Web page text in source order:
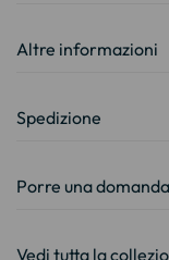
Altre informazioni
Spedizione
Porre una
Vedi tutta la